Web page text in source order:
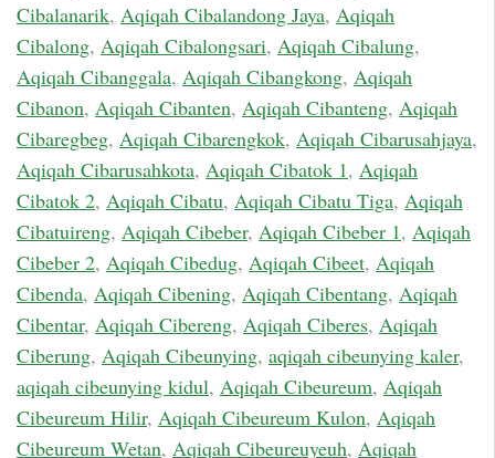
Cibalanarik, Aqiqah Cibalandong Jaya, Aqiqah
Cibalong, Aqiqah Cibalongsari, Aqiqah Cibalung,
Aqiqah Cibanggala, Aqiqah Cibangkong, Aqiqah
Cibanon, Aqiqah Cibanten, Aqiqah Cibanteng, Aqiqah
Cibaregbeg, Aqiqah Cibarengkok, Aqiqah Cibarusahjaya,
Aqiqah Cibarusahkota, Aqiqah Cibatok 1, Aqiqah
Cibatok 2, Aqiqah Cibatu, Aqiqah Cibatu Tiga, Aqiqah
Cibatuireng, Aqiqah Cibeber, Aqiqah Cibeber 1, Aqiqah
Cibeber 2, Aqiqah Cibedug, Aqiqah Cibeet, Aqiqah
Cibenda, Aqiqah Cibening, Aqiqah Cibentang, Aqiqah
Cibentar, Aqiqah Cibereng, Aqiqah Ciberes, Aqiqah
Ciberung, Aqiqah Cibeunying, aqiqah cibeunying kaler,
aqiqah cibeunying kidul, Aqiqah Cibeureum, Aqiqah
Cibeureum Hilir, Aqiqah Cibeureum Kulon, Aqiqah
Cibeureum Wetan, Aqiqah Cibeureuyeuh, Aqiqah